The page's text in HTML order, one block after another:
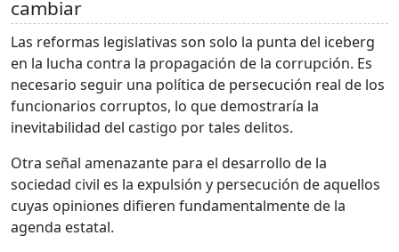
cambiar
Las reformas legislativas son solo la punta del iceberg
en la lucha contra la propagación de la corrupción. Es
necesario seguir una política de persecución real de los
funcionarios corruptos, lo que demostraría la
inevitabilidad del castigo por tales delitos.
Otra señal amenazante para el desarrollo de la
sociedad civil es la expulsión y persecución de aquellos
cuyas opiniones difieren fundamentalmente de la
agenda estatal.